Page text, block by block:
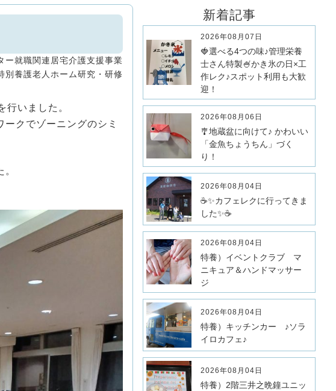
ー就職関連居宅介護支援事業
別養護老人ホーム研究・研修
行いました。
クでゾーニングのシミ
新着記事
2026年08月07日
🍓選べる4つの味♪管理栄養
士さん特製🍧かき氷の日×工
作レク♪スポット利用も大歓
迎！
2026年08月06日
🎐地蔵盆に向けて♪ かわいい
「金魚ちょうちん」づく
り！
2026年08月04日
☕✨カフェレクに行ってきま
した✨☕
2026年08月04日
特養）イベントクラブ マ
ニキュア＆ハンドマッサー
ジ
2026年08月04日
特養）キッチンカー ♪ソラ
イロカフェ♪
2026年08月04日
特養）2階三井之晩鐘ユニッ